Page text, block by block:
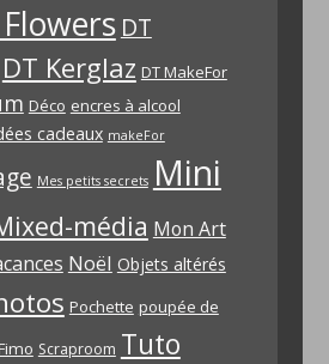
DT
DT Kerglaz DT MakeFor
Déco encres à alcool
cadeaux makeFor
Mes petits secrets Mini
média Mon Art
Noël Objets altérés
Pochette poupée de
Scraproom Tuto